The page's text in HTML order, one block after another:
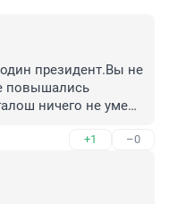
президент.Вы не
повышались
ничего не умели
шикарные пенсии
+1 –0